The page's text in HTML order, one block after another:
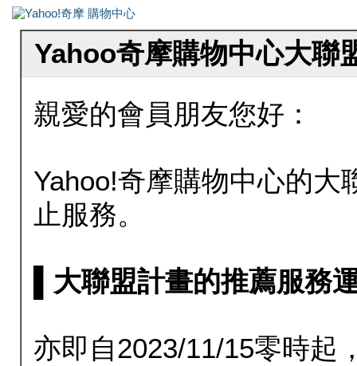
Yahoo奇摩購物中心大聯
親愛的會員朋友您好：
Yahoo!奇摩購物中心的大
止服務。
▌大聯盟計畫的推薦服務
亦即自2023/11/15零時起